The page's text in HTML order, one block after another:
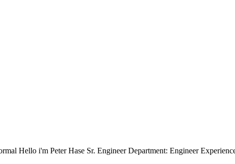
Hello i'm Peter Hase Sr. Engineer Department: Engineer